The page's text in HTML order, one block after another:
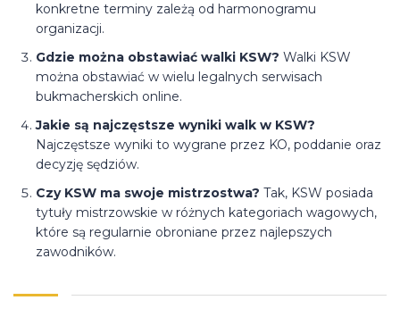
konkretne terminy zależą od harmonogramu
organizacji.
Gdzie można obstawiać walki KSW? Walki KSW
można obstawiać w wielu legalnych serwisach
bukmacherskich online.
Jakie są najczęstsze wyniki walk w KSW?
Najczęstsze wyniki to wygrane przez KO, poddanie oraz
decyzję sędziów.
Czy KSW ma swoje mistrzostwa? Tak, KSW posiada
tytuły mistrzowskie w różnych kategoriach wagowych,
które są regularnie obroniane przez najlepszych
zawodników.